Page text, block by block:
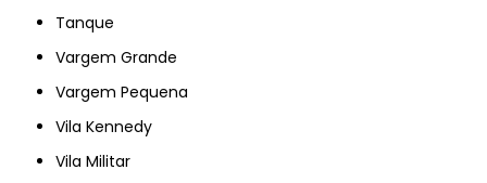
Tanque
Vargem Grande
Vargem Pequena
Vila Kennedy
Vila Militar